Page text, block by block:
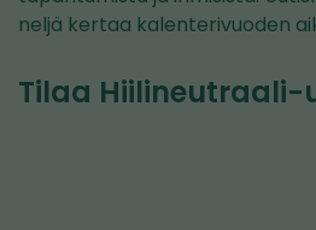
neljä kertaa kalenterivuoden
Tilaa Hiilineutraali-